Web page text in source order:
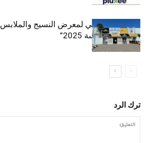
الافتتاح الرسمي لمعرض النسيج والملابس
“إنترتكس سوسة 2025”
ترك الرد